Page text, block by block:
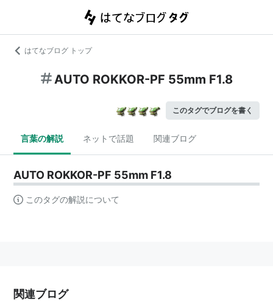
はてなブログ トップ
AUTO ROKKOR-PF 55mm F1.8
このタグでブログを書く
言葉の解説 ネットで話題 関連ブログ
AUTO ROKKOR-PF 55mm F1.8
このタグの解説について
関連ブログ